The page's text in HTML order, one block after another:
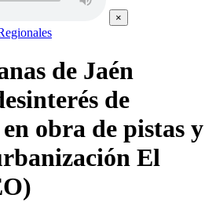
×
de Jaén
de
obra de pistas y
El